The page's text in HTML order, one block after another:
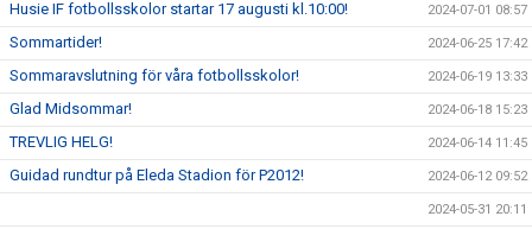
Husie IF fotbollsskolor startar 17 augusti kl.10:00! 2024-07-01 08:57
Sommartider! 2024-06-25 17:42
Sommaravslutning för våra fotbollsskolor! 2024-06-19 13:33
Glad Midsommar! 2024-06-18 15:23
TREVLIG HELG! 2024-06-14 11:45
Guidad rundtur på Eleda Stadion för P2012! 2024-06-12 09:52
2024-05-31 20:11